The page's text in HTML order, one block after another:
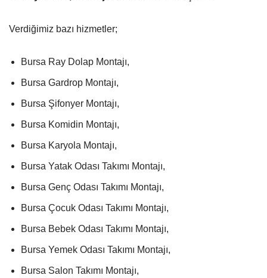
Verdiğimiz bazı hizmetler;
Bursa Ray Dolap Montajı,
Bursa Gardrop Montajı,
Bursa Şifonyer Montajı,
Bursa Komidin Montajı,
Bursa Karyola Montajı,
Bursa Yatak Odası Takımı Montajı,
Bursa Genç Odası Takımı Montajı,
Bursa Çocuk Odası Takımı Montajı,
Bursa Bebek Odası Takımı Montajı,
Bursa Yemek Odası Takımı Montajı,
Bursa Salon Takımı Montajı,